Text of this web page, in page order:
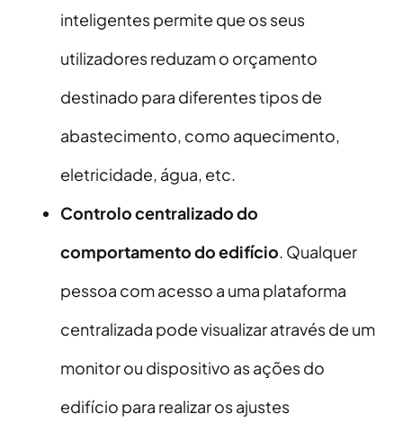
inteligentes permite que os seus
utilizadores reduzam o orçamento
destinado para diferentes tipos de
abastecimento, como aquecimento,
eletricidade, água, etc.
Controlo centralizado do
comportamento do edifício. Qualquer
pessoa com acesso a uma plataforma
centralizada pode visualizar através de um
monitor ou dispositivo as ações do
edifício para realizar os ajustes